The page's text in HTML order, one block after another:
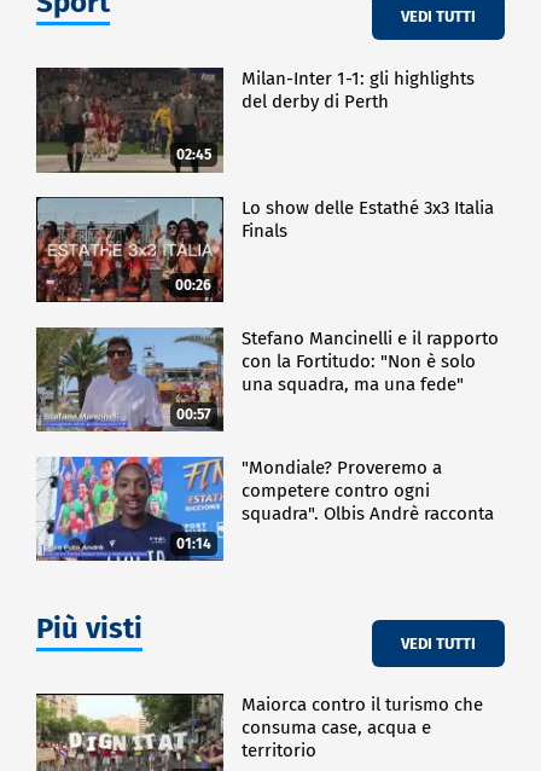
VEDI TUTTI
02:45
Milan-Inter 1-1: gli highlights
del derby di Perth
00:26
Lo show delle Estathé 3x3 Italia
Finals
00:57
Stefano Mancinelli e il rapporto
con la Fortitudo: "Non è solo
una squadra, ma una fede"
01:14
"Mondiale? Proveremo a
competere contro ogni
squadra". Olbis Andrè racconta
Più visti VEDI TUTTI
Maiorca contro il turismo che
consuma case, acqua e
territorio